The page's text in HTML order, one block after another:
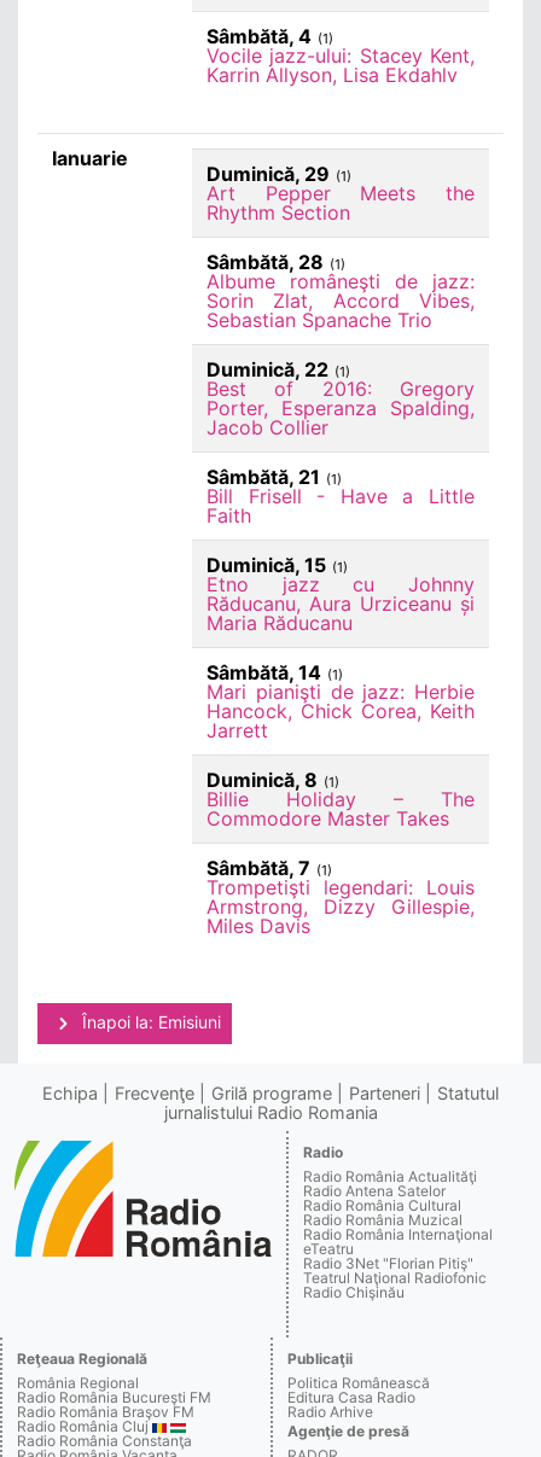
Sâmbătă, 4 (1)
Vocile jazz-ului: Stacey Kent,
Karrin Allyson, Lisa Ekdahlv
Ianuarie
Duminică, 29 (1)
Art Pepper Meets the
Rhythm Section
Sâmbătă, 28 (1)
Albume româneşti de jazz:
Sorin Zlat, Accord Vibes,
Sebastian Spanache Trio
Duminică, 22 (1)
Best of 2016: Gregory
Porter, Esperanza Spalding,
Jacob Collier
Sâmbătă, 21 (1)
Bill Frisell - Have a Little
Faith
Duminică, 15 (1)
Etno jazz cu Johnny
Răducanu, Aura Urziceanu și
Maria Răducanu
Sâmbătă, 14 (1)
Mari pianişti de jazz: Herbie
Hancock, Chick Corea, Keith
Jarrett
Duminică, 8 (1)
Billie Holiday – The
Commodore Master Takes
Sâmbătă, 7 (1)
Trompetişti legendari: Louis
Armstrong, Dizzy Gillespie,
Miles Davis
Înapoi la: Emisiuni
Echipa Frecvenţe Grilă programe Parteneri
Statutul
jurnalistului Radio Romania
Radio
Radio România Actualităţi
Radio Antena Satelor
Radio România Cultural
Radio România Muzical
Radio România Internaţional
eTeatru
Radio 3Net "Florian Pitiş"
Teatrul Naţional Radiofonic
Radio Chişinău
Reţeaua Regională
România Regional
Radio România Bucureşti FM
Radio România Braşov FM
Radio România Cluj
Radio România Constanţa
Publicaţii
Politica Românească
Editura Casa Radio
Radio Arhive
Agenţie de presă